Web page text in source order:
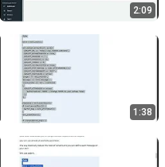
2:09
1:38